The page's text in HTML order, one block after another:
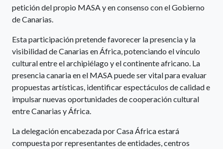
petición del propio MASA y en consenso con el Gobierno
de Canarias.
Esta participación pretende favorecer la presencia y la
visibilidad de Canarias en África, potenciando el vínculo
cultural entre el archipiélago y el continente africano. La
presencia canaria en el MASA puede ser vital para evaluar
propuestas artísticas, identificar espectáculos de calidad e
impulsar nuevas oportunidades de cooperación cultural
entre Canarias y África.
La delegación encabezada por Casa África estará
compuesta por representantes de entidades, centros